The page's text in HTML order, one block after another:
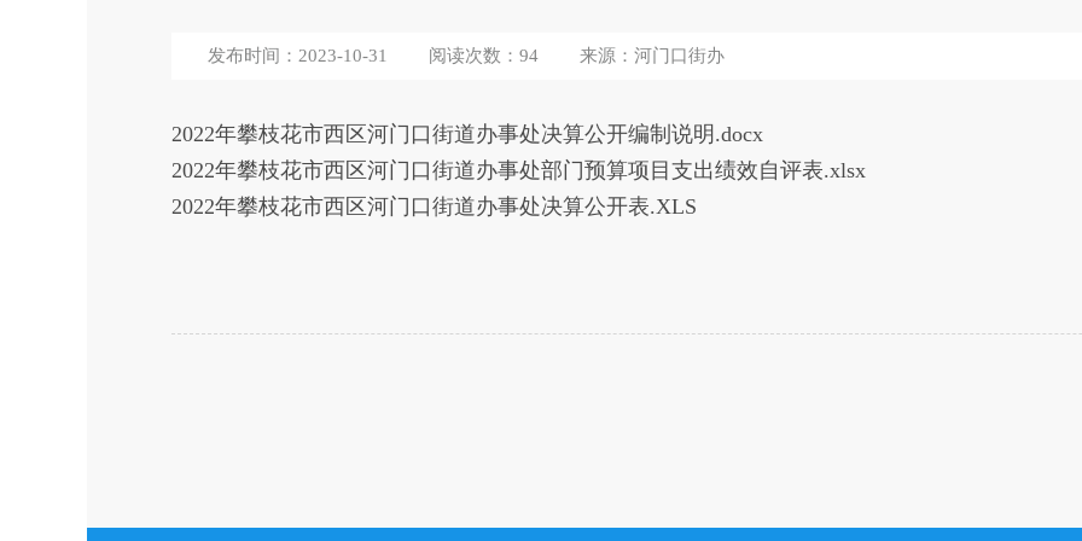
发布时间：2023-10-31 阅读次数： 94 来源：河门口街办
2022年攀枝花市西区河门口街道办事处决算公开编制说明.docx
2022年攀枝花市西区河门口街道办事处部门预算项目支出绩效自评表.xlsx
2022年攀枝花市西区河门口街道办事处决算公开表.XLS